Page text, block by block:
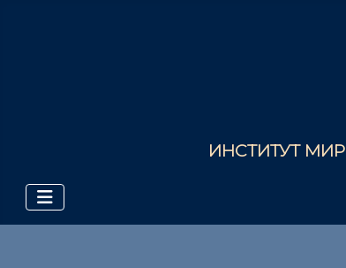
ИНСТИТУТ